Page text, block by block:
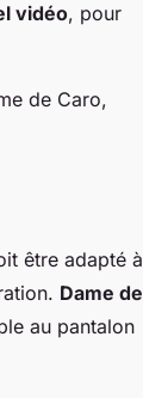
vidéo, pour
de Caro,
être adapté à
Dame de
au pantalon